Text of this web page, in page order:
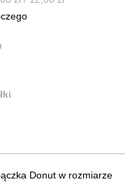
Donut w rozmiarze